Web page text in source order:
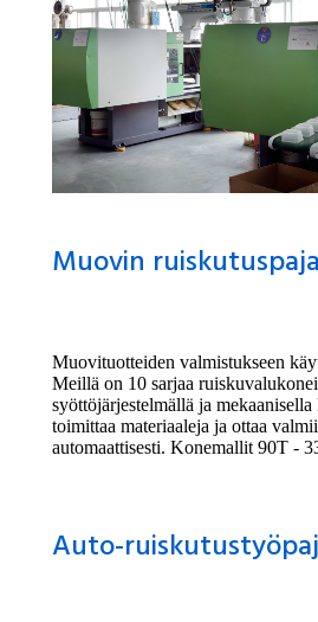
Muovin ruiskutuspaja
Muovituotteiden valmistukseen
Meillä on 10 sarjaa
syöttöjärjestelmällä ja
toimittaa materiaaleja ja ottaa
automaattisesti. Konemallit 90T -
Auto-